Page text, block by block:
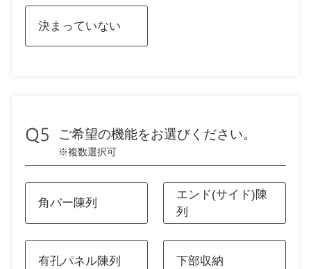
決まっていない
ご希望の機能をお選びください。
※複数選択可
角バー陳列
エンド(サイド)陳
列
有孔パネル陳列 下部収納